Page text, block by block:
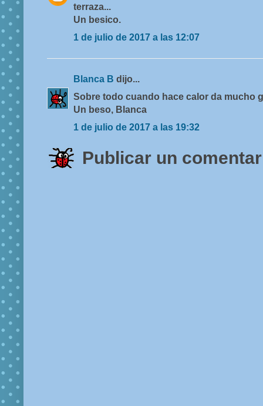
terraza...
Un besico.
1 de julio de 2017 a las 12:07
Blanca B dijo...
Sobre todo cuando hace calor da mucho
Un beso, Blanca
1 de julio de 2017 a las 19:32
Publicar un